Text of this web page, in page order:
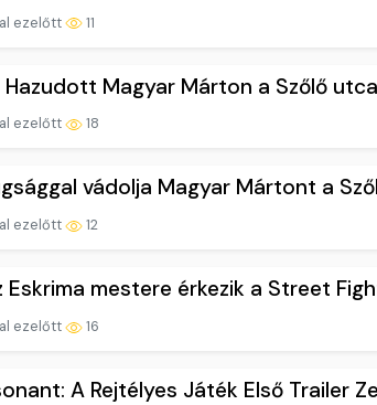
ezelőtt 11
Hazudott Magyar Márton a Szőlő
ezelőtt 18
vádolja Magyar Mártont a
ezelőtt 12
Eskrima mestere érkezik a Street
ezelőtt 16
A Rejtélyes Játék Első Trailer